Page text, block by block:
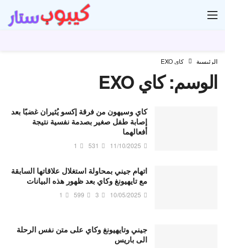
الرئيسية كاي EXO
الوسم:كاي EXO
كاي وسيهون من فرقة إكسو يُثيران غضبًا بعد
إصابة طفل صغير بصدمة نفسية نتيجة
أفعالهما
11/10/2025
531
1
اتهام جيني بمحاولة استغلال علاقاتها السابقة
مع تايهيونغ وكاي بعد ظهور هذه البيانات
10/05/2025
3
599
1
جيني وتايهيونغ وكاي على متن نفس الرحلة
الى باريس